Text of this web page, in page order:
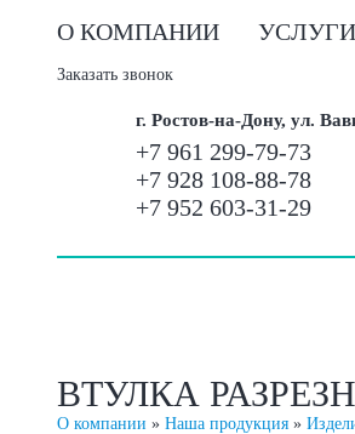
О КОМПАНИИ УСЛУГИ
Заказать звонок
г. Ростов-на-Дону, ул.
+7 961 299-79-73
+7 928 108-88-78
+7 952 603-31-29
ВТУЛКА
О компании »Наша продукция »